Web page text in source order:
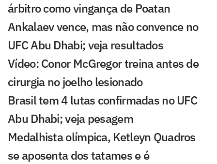
árbitro como vingança de Poatan
Ankalaev vence, mas não convence no
UFC Abu Dhabi; veja resultados
Vídeo: Conor McGregor treina antes de
cirurgia no joelho lesionado
Brasil tem 4 lutas confirmadas no UFC
Abu Dhabi; veja pesagem
Medalhista olímpica, Ketleyn Quadros
se aposenta dos tatames e é